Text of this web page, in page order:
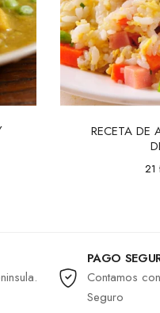
RECETA DE
21
PAGO
Contamos
Seguro